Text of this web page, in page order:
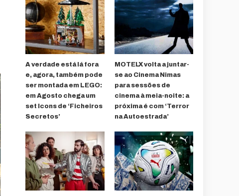
A verdade está lá fora
e, agora, também pode
ser montada em LEGO:
em Agosto chega um
set Icons de ‘Ficheiros
Secretos’
MOTELX volta a juntar-
se ao Cinema Nimas
para sessões de
cinema à meia-noite: a
próxima é com ‘Terror
na Autoestrada’